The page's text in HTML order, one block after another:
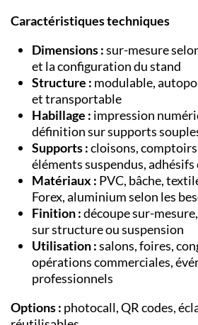
Caractéristiques techniques
Dimensions :sur-mesure
et la configuration du stand
Structure : modulable,
et transportable
Habillage : impression
définition sur supports
Supports :cloisons,
éléments suspendus, adhésifs
Matériaux : PVC, bâche,
Forex, aluminium selon les
Finition :découpe sur-
sur structure ou suspension
Utilisation :salons, foires,
opérations commerciales,
professionnels
Options : photocall, QR codes,